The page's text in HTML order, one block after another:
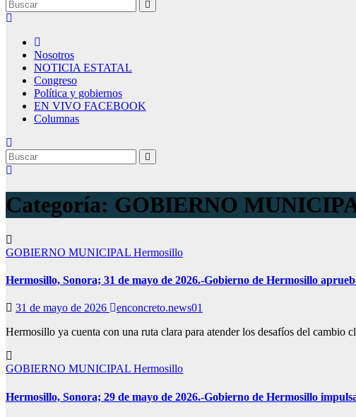
Nosotros
NOTICIA ESTATAL
Congreso
Política y gobiernos
EN VIVO FACEBOOK
Columnas
Categoría: GOBIERNO
GOBIERNO MUNICIPAL Hermosillo
Hermosillo, Sonora; 31 de mayo de 2026.-Gobierno de Hermosillo
31 de mayo de 2026
enconcreto.news01
Hermosillo ya cuenta con una ruta clara para atender los desafíos del
GOBIERNO MUNICIPAL Hermosillo
Hermosillo, Sonora; 29 de mayo de 2026.-Gobierno de Hermosillo